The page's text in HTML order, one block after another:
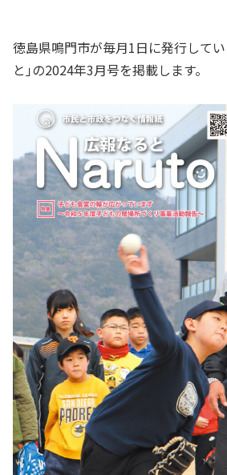
徳島県鳴門市が毎月1日に発行して
と｣の2024年3月号を掲載します。